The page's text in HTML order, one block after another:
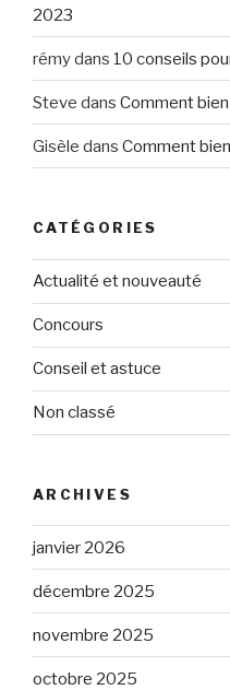
2023
rémydans 10 conseils
Steve dans Comment
Gisèle dans Comment
CATÉGORIES
Actualité et nouveauté
Concours
Conseil et astuce
Non classé
ARCHIVES
janvier 2026
décembre 2025
novembre 2025
octobre 2025